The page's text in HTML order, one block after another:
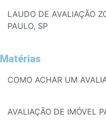
LAUDO DE AVALIAÇÃO
PAULO, SP
Matérias
COMO ACHAR UM
AVALIAÇÃO DE IMÓVEL